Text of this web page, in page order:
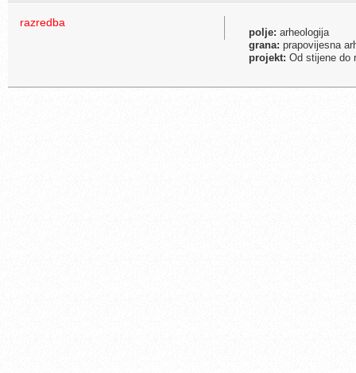
razredba
polje: arheologija
grana: prapovijesna
projekt: Od stijene do